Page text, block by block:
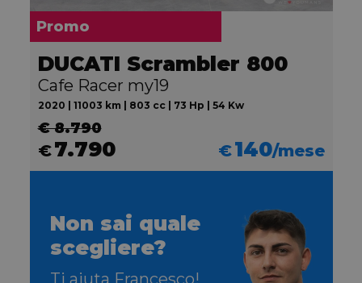
Promo
DUCATI Scrambler 800
Cafe Racer my19
2020 | 11003 km | 803 cc | 73 Hp | 54 Kw
€ 8.790
€7.790 €140/mese
Non sai quale
scegliere?